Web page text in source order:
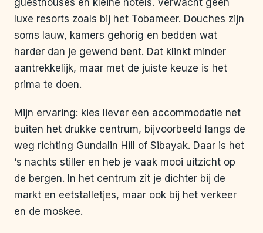
guesthouses en kleine hotels. Verwacht geen
luxe resorts zoals bij het Tobameer. Douches zijn
soms lauw, kamers gehorig en bedden wat
harder dan je gewend bent. Dat klinkt minder
aantrekkelijk, maar met de juiste keuze is het
prima te doen.
Mijn ervaring: kies liever een accommodatie net
buiten het drukke centrum, bijvoorbeeld langs de
weg richting Gundalin Hill of Sibayak. Daar is het
‘s nachts stiller en heb je vaak mooi uitzicht op
de bergen. In het centrum zit je dichter bij de
markt en eetstalletjes, maar ook bij het verkeer
en de moskee.